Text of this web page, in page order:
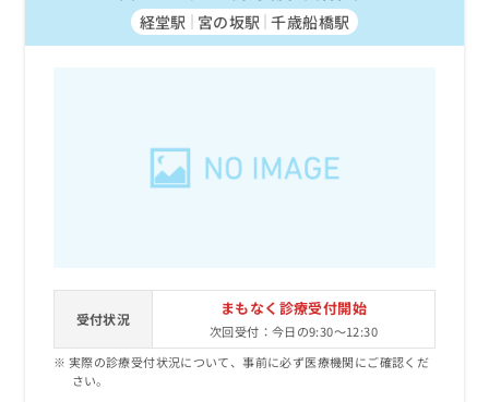
経堂駅 宮の坂駅 千歳船橋駅
受付状況
まもなく診療受付開始
次回受付：今日の9:30～12:30
実際の診療受付状況について、事前に必ず医療機関にご確認くだ
さい。